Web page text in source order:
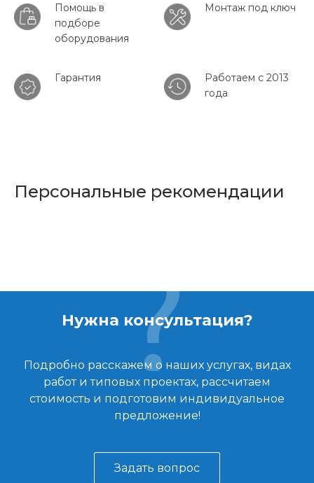
Помощь в
подборе
оборудования
Монтаж под ключ
Гарантия
Работаем с 2013
года
Персональные рекомендации
Нужна консультация?
Подробно расскажем о наших услугах, видах
работ и типовых проектах, рассчитаем
стоимость и подготовим индивидуальное
предложение!
Задать вопрос